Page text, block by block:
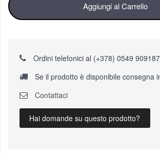
Aggiungi al Carrello
Ordini telefonici al (+378) 0549 909187
Se il prodotto è disponibile consegna
Contattaci
Hai domande su questo prodotto?